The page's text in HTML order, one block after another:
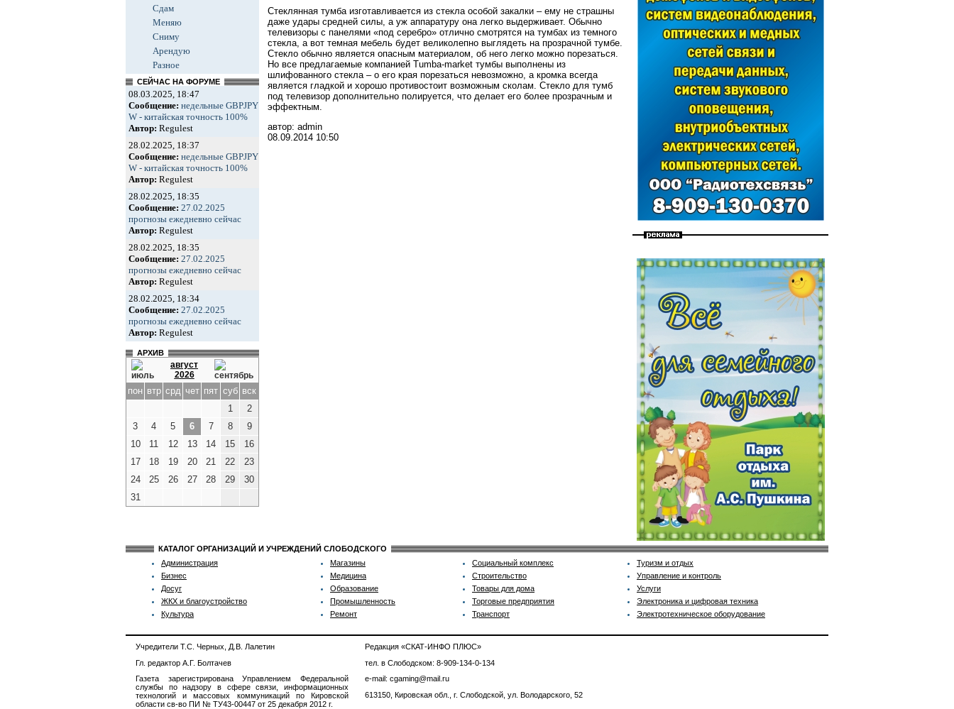
Сдам
Меняю
Сниму
Арендую
Разное
СЕЙЧАС НА ФОРУМЕ
08.03.2025, 18:47
Сообщение: недельные GBPJPY
W - китайская точность 100%
Автор: Regulest
28.02.2025, 18:37
Сообщение: недельные GBPJPY
W - китайская точность 100%
Автор: Regulest
28.02.2025, 18:35
Сообщение: 27.02.2025
прогнозы ежедневно сейчас
Автор: Regulest
28.02.2025, 18:35
Сообщение: 27.02.2025
прогнозы ежедневно сейчас
Автор: Regulest
28.02.2025, 18:34
Сообщение: 27.02.2025
прогнозы ежедневно сейчас
Автор: Regulest
АРХИВ
август
2026
пон втр срд чет пят суб вск
1
2
3
4 5 6 7 8
9
10
11 12 13 14 15
16
17
18 19 20 21 22
23
24
25 26 27 28 29
30
31
Стеклянная тумба изготавливается из стекла особой закалки – ему не страшны
даже удары средней силы, а уж аппаратуру она легко выдерживает. Обычно
телевизоры с панелями «под серебро» отлично смотрятся на тумбах из темного
стекла, а вот темная мебель будет великолепно выглядеть на прозрачной тумбе.
Стекло обычно является опасным материалом, об него легко можно порезаться.
Но все предлагаемые компанией Tumba-market тумбы выполнены из
шлифованного стекла – о его края порезаться невозможно, а кромка всегда
является гладкой и хорошо противостоит возможным сколам. Стекло для тумб
под телевизор дополнительно полируется, что делает его более прозрачным и
эффектным.
автор: admin
08.09.2014 10:50
КАТАЛОГ ОРГАНИЗАЦИЙ И УЧРЕЖДЕНИЙ СЛОБОДСКОГО
Администрация
Бизнес
Досуг
ЖКХ и благоустройство
Культура
Магазины
Медицина
Образование
Промышленность
Ремонт
Социальный комплекс
Строительство
Товары для дома
Торговые предприятия
Транспорт
Туризм и отдых
Управление и контроль
Услуги
Электроника и цифровая техника
Электротехническое оборудование
Учредители Т.С. Черных, Д.В. Лалетин
Гл. редактор А.Г. Болтачев
Газета зарегистрирована Управлением Федеральной
службы по надзору в сфере связи, информационных
технологий и массовых коммуникаций по Кировской
области св-во ПИ № ТУ43-00447 от 25 декабря 2012 г.
Редакция «СКАТ-ИНФО ПЛЮС»
тел. в Слободском: 8-909-134-0-134
e-mail: cgaming@mail.ru
613150, Кировская обл., г. Слободской, ул. Володарского, 52